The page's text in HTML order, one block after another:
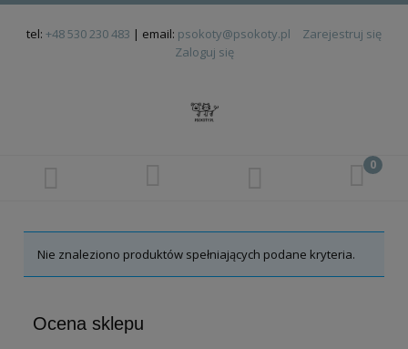
tel: +48 530 230 483 | email: psokoty@psokoty.pl
Zarejestruj się
Zaloguj się
Nie znaleziono produktów spełniających podane kryteria.
Ocena sklepu